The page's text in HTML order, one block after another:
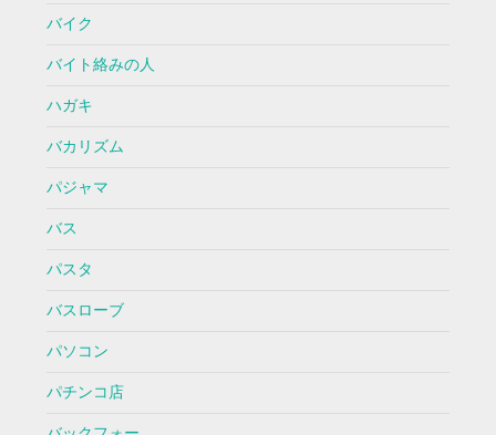
バイク
バイト絡みの人
ハガキ
バカリズム
パジャマ
バス
パスタ
バスローブ
パソコン
パチンコ店